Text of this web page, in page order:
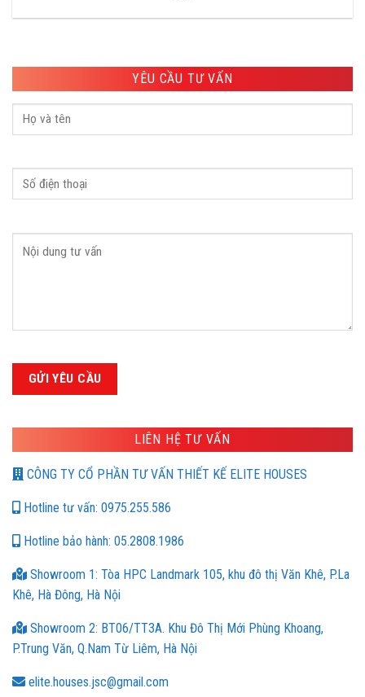
YÊU CẦU TƯ VẤN
LIÊN HỆ TƯ VẤN
CÔNG TY CỔ PHẦN TƯ VẤN THIẾT KẾ ELITE HOUSES
Hotline tư vấn: 0975.255.586
Hotline bảo hành: 05.2808.1986
Showroom 1: Tòa HPC Landmark 105, khu đô thị Văn Khê, P.La
Khê, Hà Đông, Hà Nội
Showroom 2: BT06/TT3A. Khu Đô Thị Mới Phùng Khoang,
P.Trung Văn, Q.Nam Từ Liêm, Hà Nội
elite.houses.jsc@gmail.com